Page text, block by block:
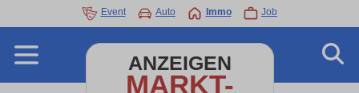
Event Auto Immo Job
ANZEIGEN
MARKT-